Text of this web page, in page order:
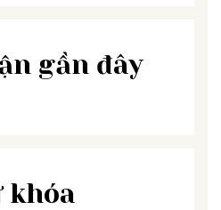
gần đây
khóa